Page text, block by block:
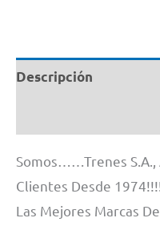
Descripción
Somos……Trenes
Clientes Desde
Las Mejores Marcas